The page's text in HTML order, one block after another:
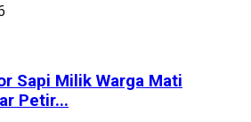
Sapi Milik Warga Mati
Petir...